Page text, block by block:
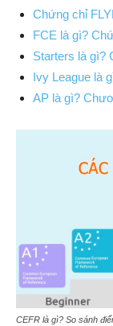
Chứng chỉ
FCE là gì?
Starters là gì?
Ivy League là
AP là gì?
CEFR là gì? So sánh